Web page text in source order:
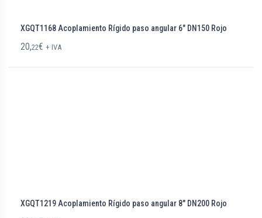
XGQT1168 Acoplamiento Rígido paso angular 6″ DN150 Rojo
20,22€ + IVA
XGQT1219 Acoplamiento Rígido paso angular 8″ DN200 Rojo